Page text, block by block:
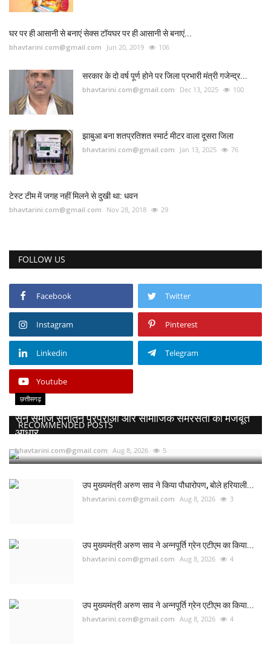
घर पर ही आसानी से बनाएं सेक्स टॉयघर पर ही आसानी से बनाएं...
bhavtarini.com@gmail.com Jun 20, 2019 106
सरकार के दो वर्ष पूर्ण होने पर जिला प्रभारी मंत्री गजेन्द्र...
bhavtarini.com@gmail.com Dec 13, 2025 100
झाबुआ बना शतप्रतिशत स्मार्ट मीटर वाला दूसरा जिला
bhavtarini.com@gmail.com Jan 13, 2025 76
टेस्ट टीम में जगह नहीं मिलने से दुखी था: धवन
bhavtarini.com@gmail.com Nov 28, 2018 29
FOLLOW US
Facebook Twitter
Instagram Pinterest
Linkedin Telegram
Youtube
RECOMMENDED POSTS
छत्तीसगढ़
सेन समाज सनातन परंपराओं और सामाजिक समरसता का मजबूत
आधार...
bhavtarini.com@gmail.com Aug 8, 2026 5
उप मुख्यमंत्री अरुण साव ने किया पौधारोपण, बोले हरियाली...
bhavtarini.com@gmail.com Aug 8, 2026 3
उप मुख्यमंत्री अरुण साव ने अन्नपूर्ति ग्रेन एटीएम का किया...
bhavtarini.com@gmail.com Aug 8, 2026 4
उप मुख्यमंत्री अरुण साव ने अन्नपूर्ति ग्रेन एटीएम का किया...
bhavtarini.com@gmail.com Aug 8, 2026 4